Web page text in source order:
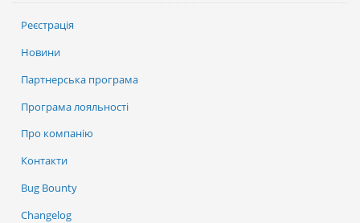
Реєстрація
Новини
Партнерська програма
Програма лояльності
Про компанію
Контакти
Bug Bounty
Changelog